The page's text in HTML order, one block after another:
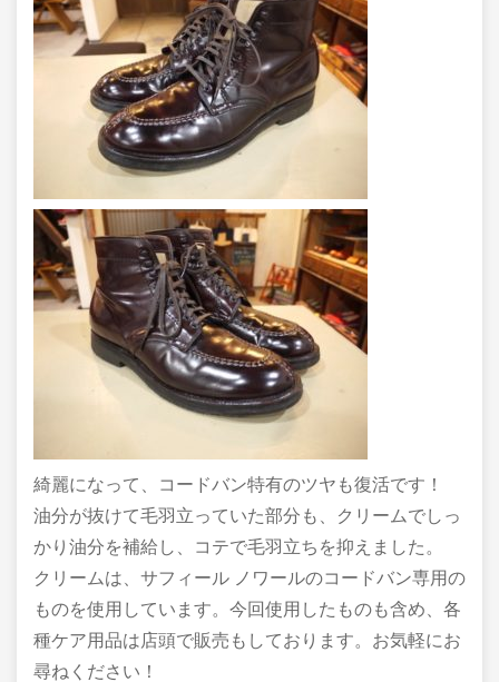
綺麗になって、コードバン特有のツヤも復活です！
油分が抜けて毛羽立っていた部分も、クリームでしっ
かり油分を補給し、コテで毛羽立ちを抑えました。
クリームは、サフィール ノワールのコードバン専用の
ものを使用しています。今回使用したものも含め、各
種ケア用品は店頭で販売もしております。お気軽にお
尋ねください！